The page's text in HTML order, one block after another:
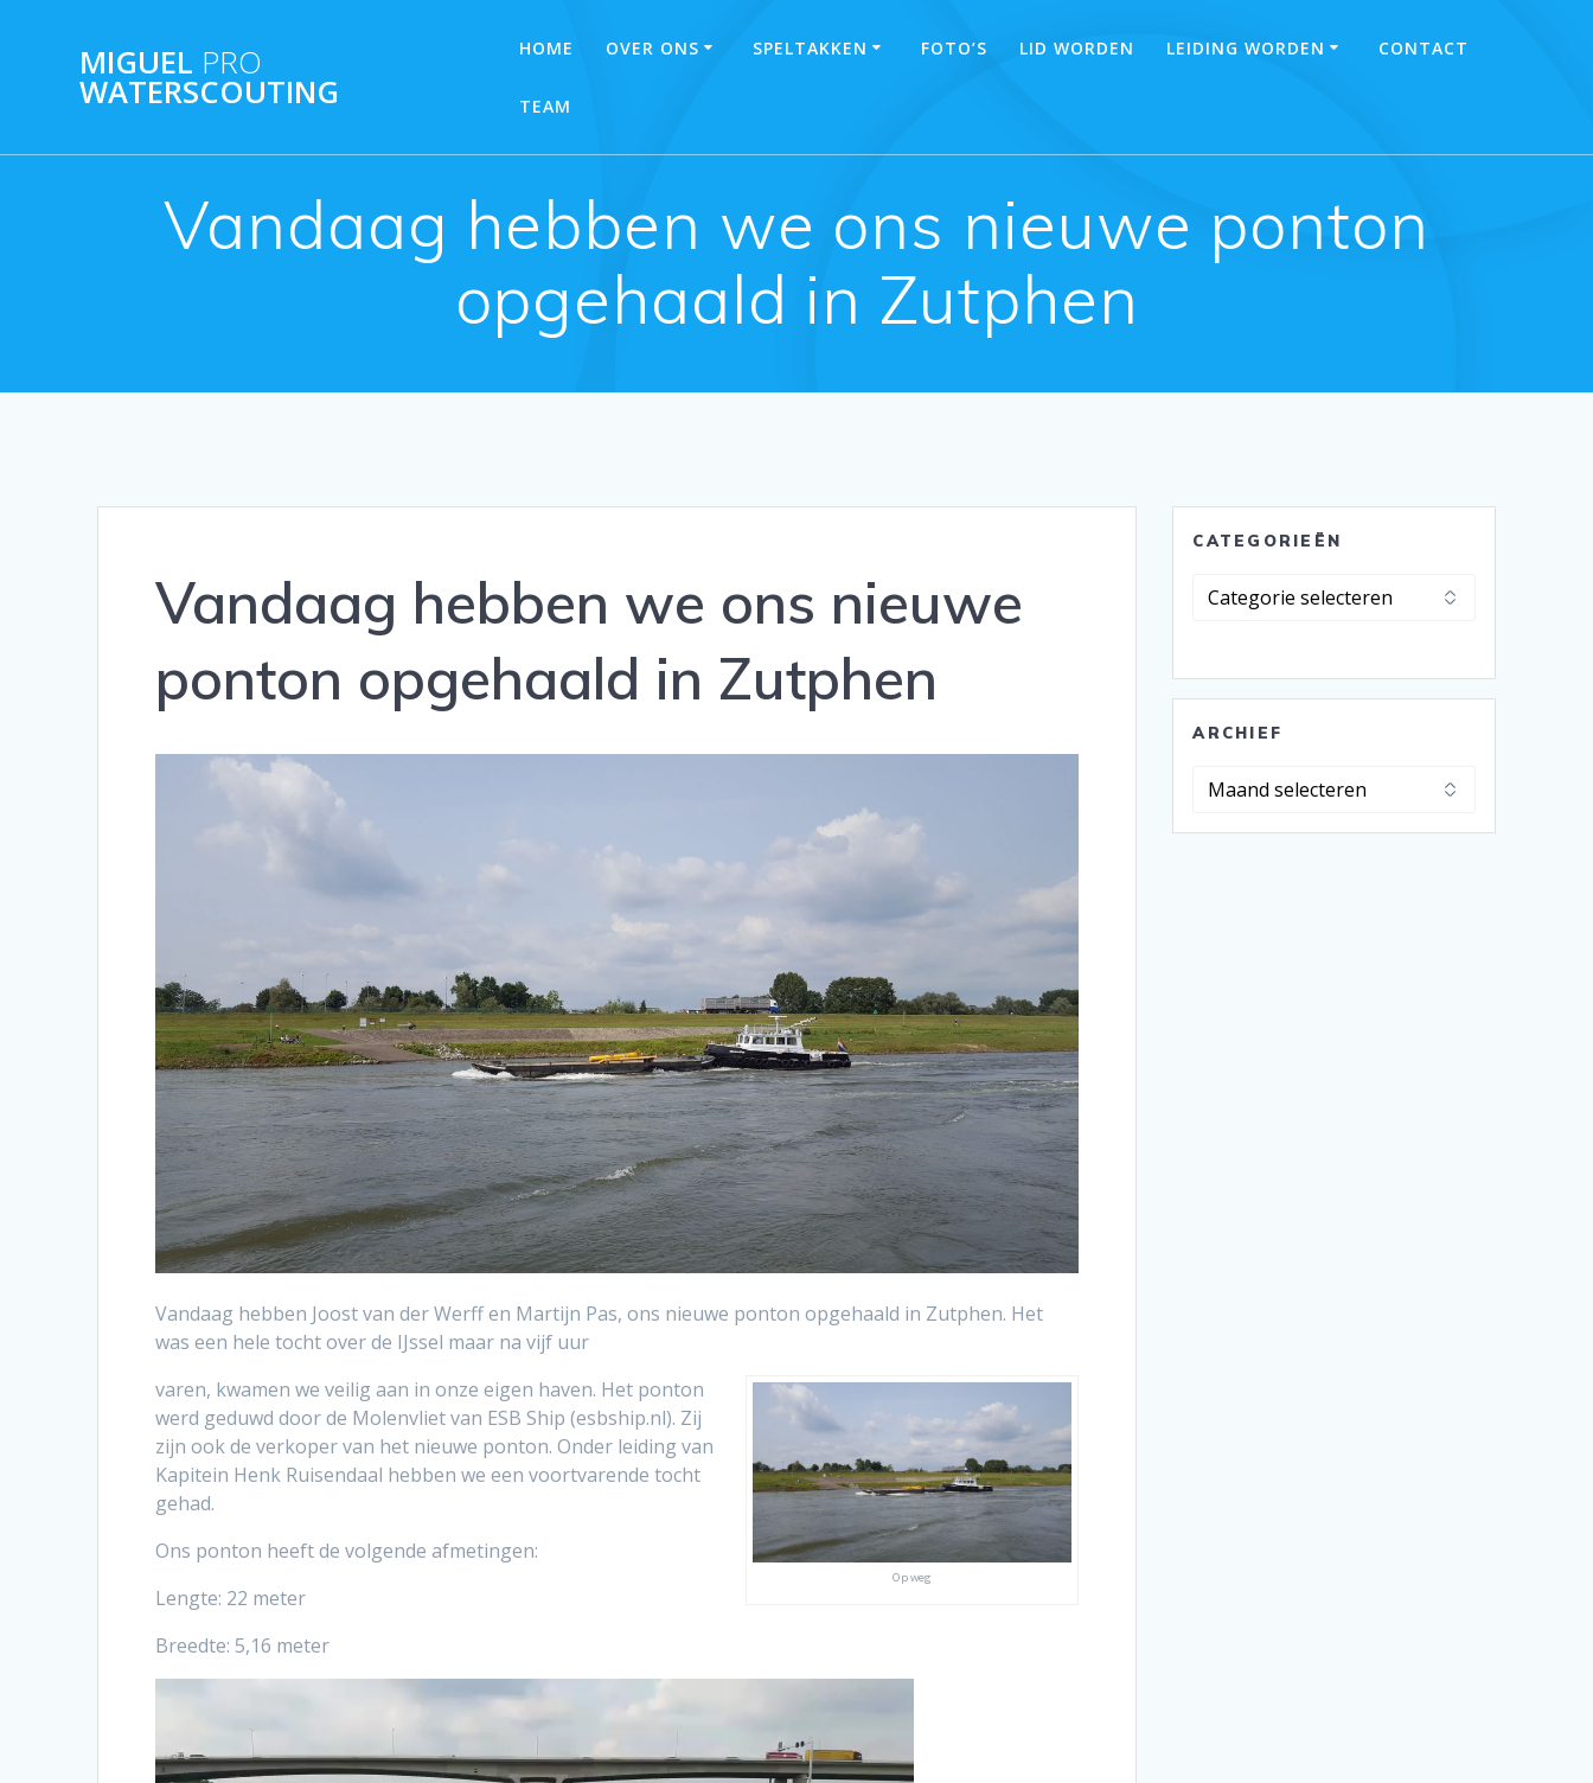
MIGUEL PRO
WATERSCOUTING
HOME OVER ONS SPELTAKKEN FOTO’S LID WORDEN LEIDING WORDEN CONTACT
TEAM
Vandaag hebben we ons nieuwe ponton
opgehaald in Zutphen
Vandaag hebben we ons nieuwe
ponton opgehaald in Zutphen
Vandaag hebben Joost van der Werff en Martijn Pas, ons nieuwe ponton opgehaald in Zutphen. Het
was een hele tocht over de IJssel maar na vijf uur
Op weg
varen, kwamen we veilig aan in onze eigen haven. Het ponton
werd geduwd door de Molenvliet van ESB Ship (esbship.nl). Zij
zijn ook de verkoper van het nieuwe ponton. Onder leiding van
Kapitein Henk Ruisendaal hebben we een voortvarende tocht
gehad.
Ons ponton heeft de volgende afmetingen:
Lengte: 22 meter
Breedte: 5,16 meter
CATEGORIEËN
Categorieën
ARCHIEF
Archief